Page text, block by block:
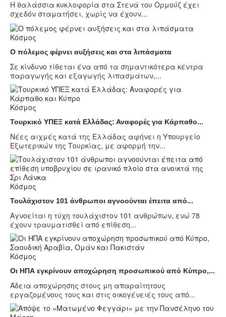
Η θαλάσσια κυκλοφορία στα Στενά του Ορμούζ έχει
σχεδόν σταματήσει, χωρίς να έχουν...
Κόσμος
Ο πόλεμος φέρνει αυξήσεις και στα λιπάσματα
Σε κίνδυνο τίθεται ένα από τα σημαντικότερα κέντρα
παραγωγής και εξαγωγής λιπασμάτων,...
Κόσμος
Τουρκικό ΥΠΕΞ κατά Ελλάδας: Αναφορές για Κάρπαθο...
Νέες αιχμές κατά της Ελλάδας αφήνει η Υπουργείο
Εξωτερικών της Τουρκίας, με αφορμή την...
Κόσμος
Τουλάχιστον 101 άνθρωποι αγνοούνται έπειτα από...
Αγνοείται η τύχη τουλάχιστον 101 ανθρώπων, ενώ 78
έχουν τραυματισθεί από επίθεση...
Κόσμος
Οι ΗΠΑ εγκρίνουν αποχώρηση προσωπικού από Κύπρο,...
Άδεια αποχώρησης στους μη απαραίτητους
εργαζομένους τους και στις οικογένειές τους από...